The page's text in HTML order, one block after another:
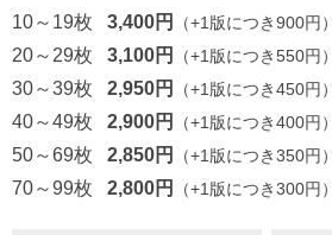
10～19枚
20～29枚
30～39枚
40～49枚
50～69枚
70～99枚
3,400円 （+1版につき900円）
3,100円 （+1版につき550円）
2,950円 （+1版につき450円）
2,900円 （+1版につき400円）
2,850円 （+1版につき350円）
2,800円 （+1版につき300円）